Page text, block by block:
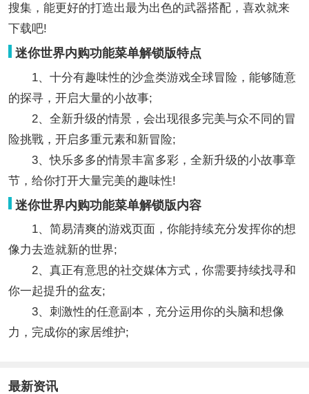
搜集，能更好的打造出最为出色的武器搭配，喜欢就来
下载吧!
迷你世界内购功能菜单解锁版特点
1、十分有趣味性的沙盒类游戏全球冒险，能够随意
的探寻，开启大量的小故事;
2、全新升级的情景，会出现很多完美与众不同的冒
险挑戰，开启多重元素和新冒险;
3、快乐多多的情景丰富多彩，全新升级的小故事章
节，给你打开大量完美的趣味性!
迷你世界内购功能菜单解锁版内容
1、简易清爽的游戏页面，你能持续充分发挥你的想
像力去造就新的世界;
2、真正有意思的社交媒体方式，你需要持续找寻和
你一起提升的盆友;
3、刺激性的任意副本，充分运用你的头脑和想像
力，完成你的家居维护;
最新资讯